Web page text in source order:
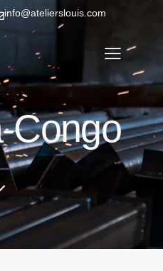
info@atelierslouis.com
Congo